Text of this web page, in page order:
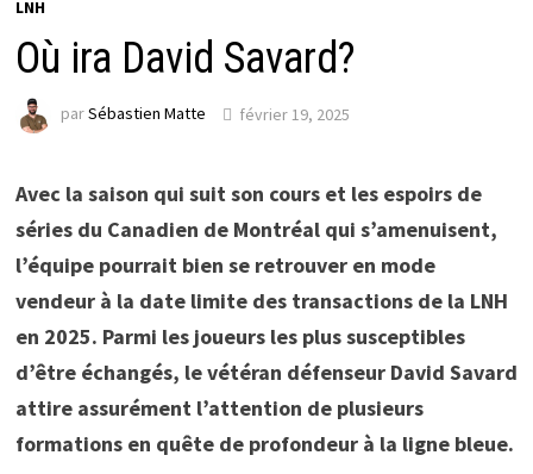
LNH
Où ira David Savard?
parSébastien Matte février 19, 2025
Avec la saison qui suit son cours et les espoirs de
séries du Canadien de Montréal qui s’amenuisent,
l’équipe pourrait bien se retrouver en mode
vendeur à la date limite des transactions de la LNH
en 2025. Parmi les joueurs les plus susceptibles
d’être échangés, le vétéran défenseur David Savard
attire assurément l’attention de plusieurs
formations en quête de profondeur à la ligne bleue.